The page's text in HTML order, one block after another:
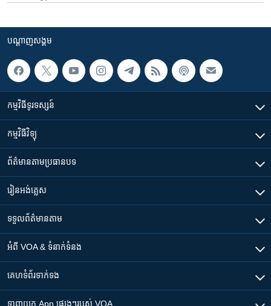
បណ្តាញ​សង្គម
កម្មវិធី​ទូរទស្សន៍
កម្មវិធី​វិទ្យុ
ព័ត៌មាន​តាមប្រធានបទ​
រៀន​​អង់គ្លេស
ទទួល​ព័ត៌មាន​តាម
អំពី​ VOA & ទំនាក់ទំនង
គេហទំព័រ​​ទាក់ទង
ទាញយក​ App ផ្សេងៗ​របស់​ VOA